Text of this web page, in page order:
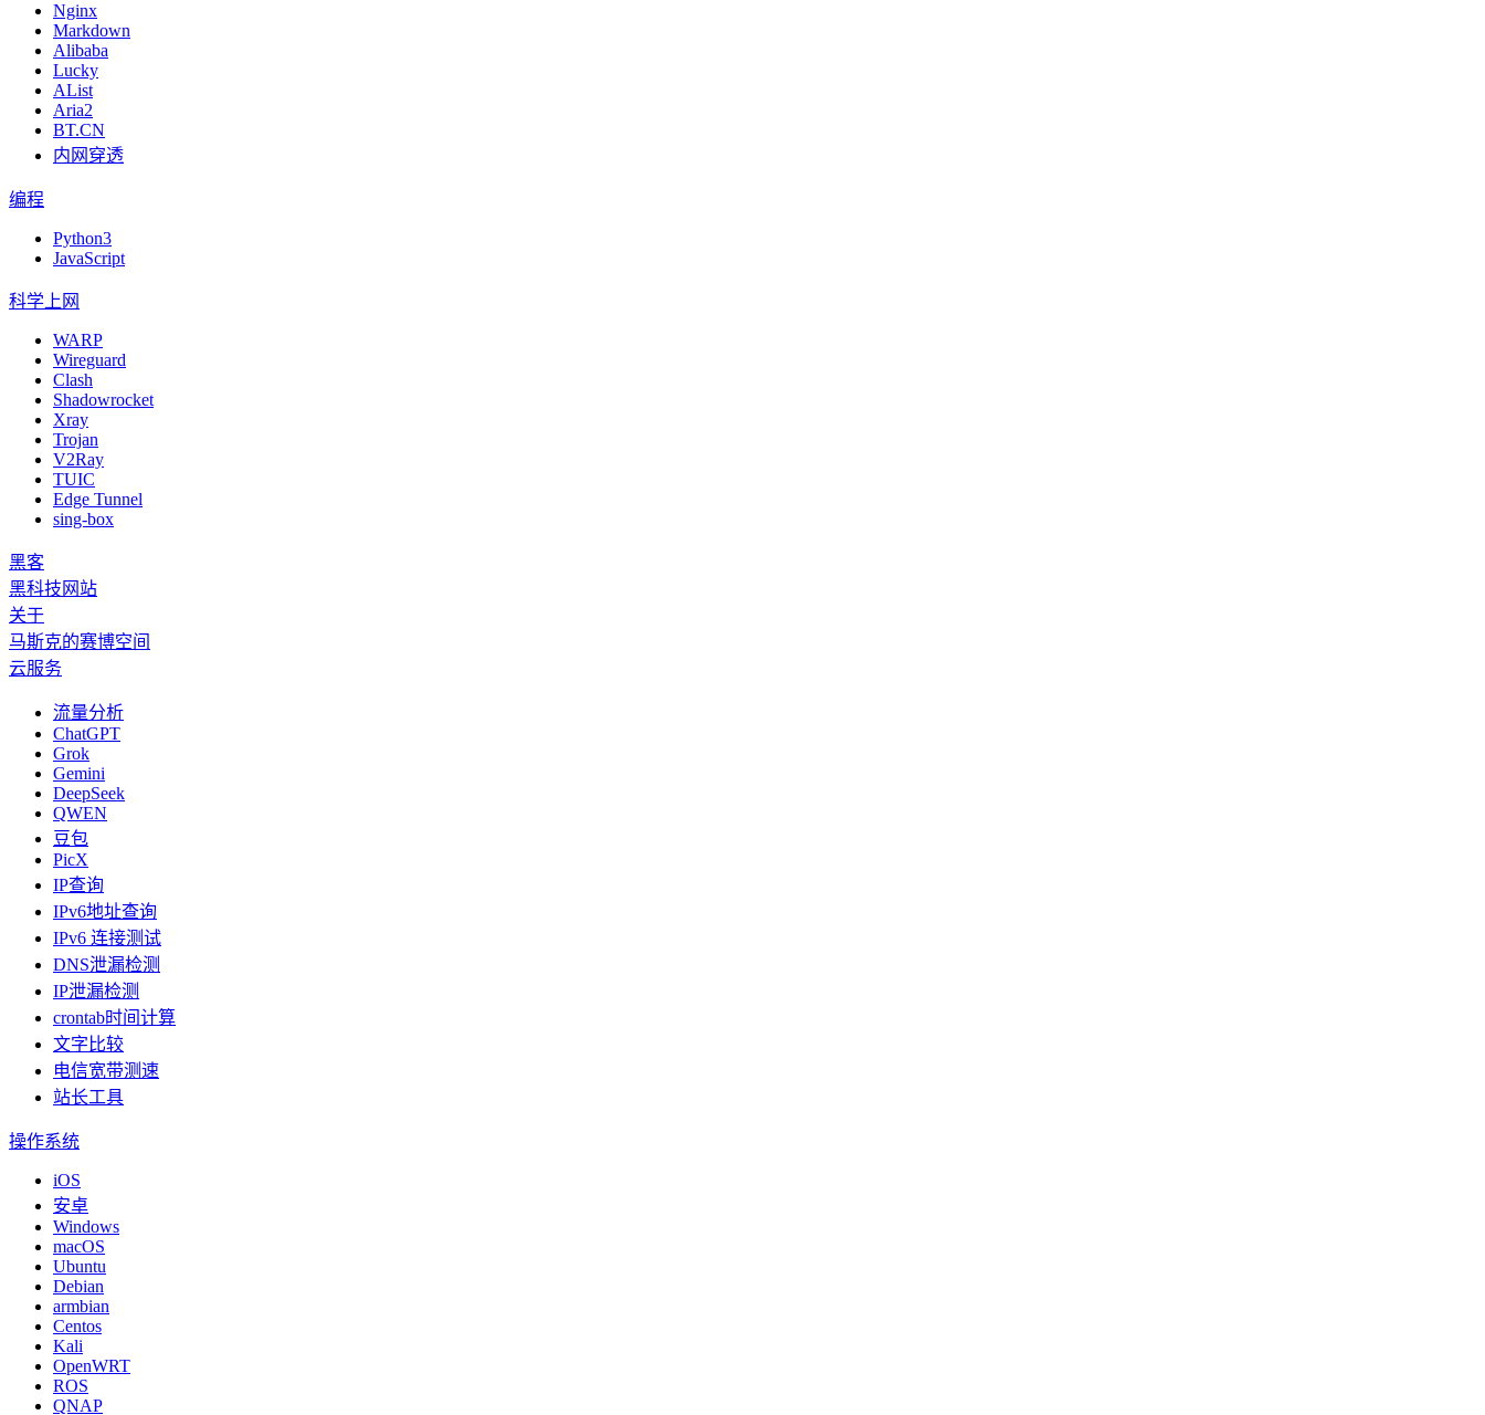
Nginx
Markdown
Alibaba
Lucky
AList
Aria2
BT.CN
内网穿透
编程
Python3
JavaScript
科学上网
WARP
Wireguard
Clash
Shadowrocket
Xray
Trojan
V2Ray
TUIC
Edge Tunnel
sing-box
黑客
黑科技网站
关于
马斯克的赛博空间
云服务
流量分析
ChatGPT
Grok
Gemini
DeepSeek
QWEN
豆包
PicX
IP查询
IPv6地址查询
IPv6 连接测试
DNS泄漏检测
IP泄漏检测
crontab时间计算
文字比较
电信宽带测速
站长工具
操作系统
iOS
安卓
Windows
macOS
Ubuntu
Debian
armbian
Centos
Kali
OpenWRT
ROS
QNAP